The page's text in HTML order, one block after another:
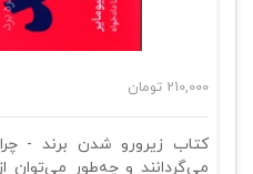
210,000 تومان
کتاب زیرورو شدن برند -
می‌گردانند و چه‌طور می‌توان